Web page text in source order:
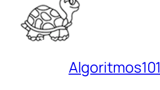
Algoritmos101